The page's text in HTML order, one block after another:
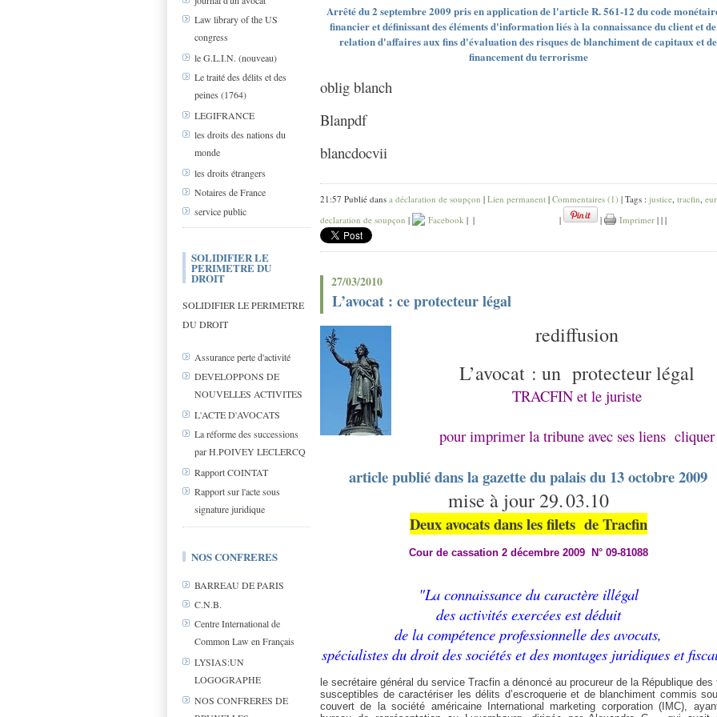
Law library of the US
congress
le G.L.I.N. (nouveau)
Le traité des délits et des
peines (1764)
LEGIFRANCE
les droits des nations du
monde
les droits étrangers
Notaires de France
service public
SOLIDIFIER LE
PERIMETRE DU
DROIT
SOLIDIFIER LE PERIMETRE
DU DROIT
Assurance perte d'activité
DEVELOPPONS DE
NOUVELLES ACTIVITES
L'ACTE D'AVOCATS
La réforme des successions
par H.POIVEY LECLERCQ
Rapport COINTAT
Rapport sur l'acte sous
signature juridique
NOS CONFRERES
BARREAU DE PARIS
C.N.B.
Centre International de
Common Law en Français
LYSIAS:UN
LOGOGRAPHE
NOS CONFRERES DE
Arrêté du 2 septembre 2009 pris en application de l'article R. 561-12 du code
financier et définissant des éléments d'information liés à la connaissance du client et
relation d'affaires aux fins d'évaluation des risques de blanchiment de capitaux et de
financement du terrorisme
oblig blanch
Blanpdf
blancdocvii
21:57 Publié dans a déclaration de soupçon | Lien permanent | Commentaires (1) | Tags : justice, tracfin,
declaration de soupçon | Facebook | | | | Imprimer | | |
27/03/2010
L’avocat : ce protecteur légal
rediffusion
L’avocat : un protecteur légal
TRACFIN et le juriste
pour imprimer la tribune avec ses liens cliquer
article publié dans la gazette du palais du 13 octobre 2009
mise à jour 29.03.10
Deux avocats dans les filets de Tracfin
Cour de cassation 2 décembre 2009 N° 09-81088
"La connaissance du caractère illégal
des activités exercées est déduit
de la compétence professionnelle des avocats,
spécialistes du droit des sociétés et des montages juridiques et
le secrétaire général du service Tracfin a dénoncé au procureur de la République des
susceptibles de caractériser les délits d’escroquerie et de blanchiment commis
couvert de la société américaine International marketing corporation (IMC),